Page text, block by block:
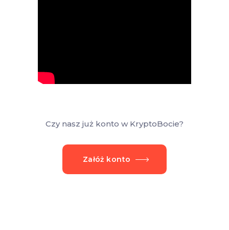
Czy nasz już konto w KryptoBocie?
Załóż konto